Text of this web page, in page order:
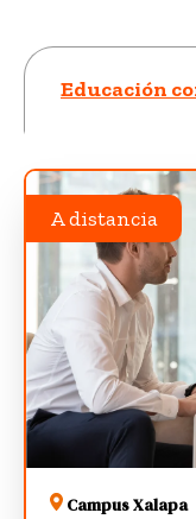
Educación
A distancia
Campus Xalapa